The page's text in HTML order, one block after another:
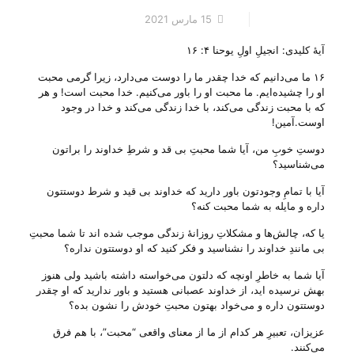
15 مارس 2021
آیهٔ کلیدی: انجیلِ اولِ یوحنا ۴: ۱۶
۱۶ ما می‌دانیم که خدا چقدر ما را دوست می‌دارد، زیرا گرمی محبت
او را چشیده‌ایم. ما محبت او را باور می‌کنیم. خدا محبت است! و هر
که با محبت زندگی می‌کند، با خدا زندگی می‌کند و خدا در وجود
اوست.آمین!
دوستِ خوبِ من، آیا شما محبتِ بی‌ قد و شرطِ خداوند را براتون
می‌‌شناسید؟
آیا با تمامِ وجودتون باور دارید که خداوند بی‌ قید و شرط دوستتون
داره و مایله به شما محبت کنه؟
یا که، چالش‌ها و مشکلاتِ روزانهٔ زندگی موجب شده ا‌ند تا شما محبتِ
بی‌ مانندِ خداوند را نشناسید و فکر کنید که او دوستتون نداره؟
آیا شما به خاطرِ اونچه که دلتون می‌‌خواسته داشته باشید ولی‌ هنوز
بهش نرسیده اید، از خداوند عصبانی هستید و باور ندارید که او چقدر
دوستتون داره و می‌‌خواد بهتون محبتِ خودش را نشون بده؟
عزیزان، تعبیرِ هر کدام از ما از معنای واقعی “محبت”، با هم فرق
می‌‌کنند.